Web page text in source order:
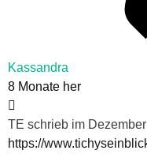
Kassandra
8 Monate her
TE schrieb im
https://